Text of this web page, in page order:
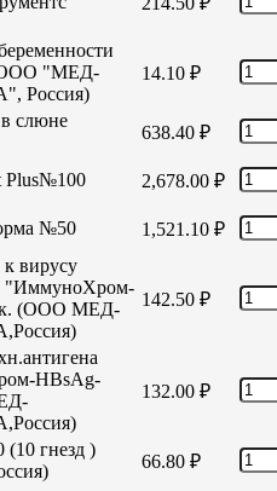
(ООО "МЕД-
Россия)
14.10 ₽
в слюне
638.40 ₽
Plus№100 2,678.00 ₽
№50 1,521.10 ₽
к вирусу
"ИммуноХром-
(ООО МЕД-
142.50 ₽
HBsAg-
132.00 ₽
гнезд )
66.80 ₽